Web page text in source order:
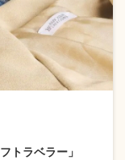
トラベラー」